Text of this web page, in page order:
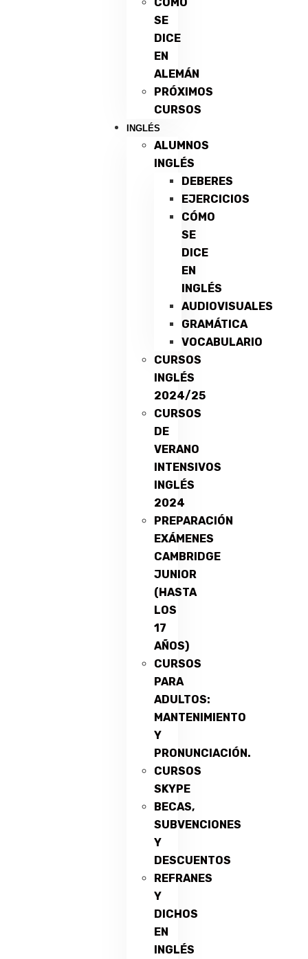
SE
DICE
EN
ALEMÁN
PRÓXIMOS
CURSOS
INGLÉS
ALUMNOS
INGLÉS
DEBERES
EJERCICIOS
CÓMO
SE
DICE
EN
INGLÉS
AUDIOVISUALES
GRAMÁTICA
VOCABULARIO
CURSOS
INGLÉS
2024/25
CURSOS
DE
VERANO
INTENSIVOS
INGLÉS
2024
PREPARACIÓN
EXÁMENES
CAMBRIDGE
JUNIOR
(HASTA
LOS
17
AÑOS)
CURSOS
PARA
ADULTOS:
MANTENIMIENTO
Y
PRONUNCIACIÓN.
CURSOS
SKYPE
BECAS,
SUBVENCIONES
Y
DESCUENTOS
REFRANES
Y
DICHOS
EN
INGLÉS